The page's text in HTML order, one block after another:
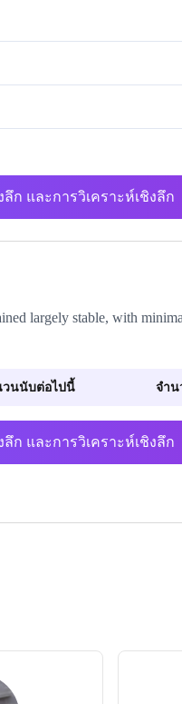
ก และการวิเคราะห์เชิงลึก
largely stable, with
วนนับต่อไปนี้ จำน
ก และการวิเคราะห์เชิงลึก